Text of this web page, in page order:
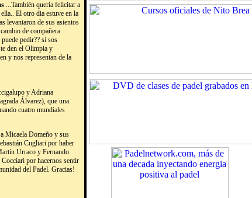
...También queria felicitar a
El otro dia estuve en la
levantaron de sus asientos
de compañera
pedir?? si sos
den el Olimpia y
y nos representan de la
y Adriana
Álvarez), que una
cuatro mundiales
Micaela Domeño y sus
Cugliari por haber
Urraco y Fernando
por hacernos sentir
del Padel. Gracias!